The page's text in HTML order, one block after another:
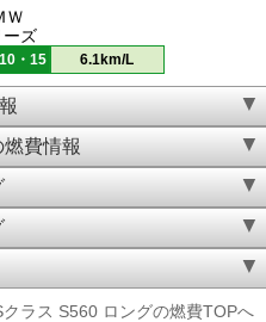
Ｗ
ーズ
10・15 6.1km/L
費情報
ラス S560 ロングの燃費TOPへ